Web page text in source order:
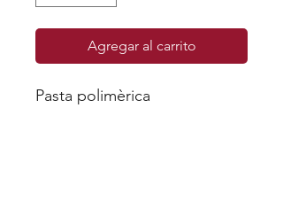
Agregar al carrito
Pasta polimèrica